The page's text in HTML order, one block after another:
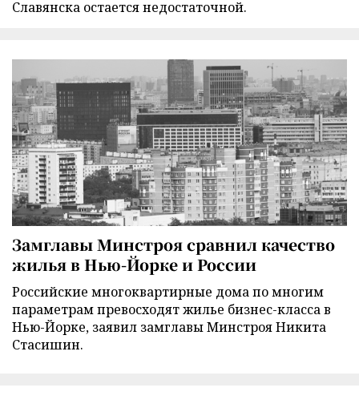
Славянска остается недостаточной.
Замглавы Минстроя сравнил качество
жилья в Нью-Йорке и России
Российские многоквартирные дома по многим
параметрам превосходят жилье бизнес-класса в
Нью-Йорке, заявил замглавы Минстроя Никита
Стасишин.